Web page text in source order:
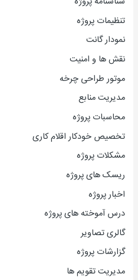
تنظیمات پروژه
نمودار گانت
نقش ها و امنیت
موتور طراحی چرخه
مدیریت منابع
محاسبات پروژه
تخصیص خودکار اقلام کاری
مشکلات پروژه
ریسک های پروژه
اخبار پروژه
درس آموخته های پروژه
گالری تصاویر
گزارشات پروژه
مدیریت تقویم ها